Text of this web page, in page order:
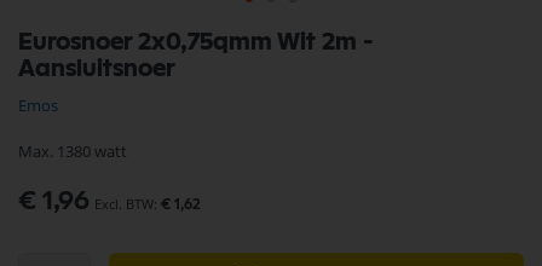
Eurosnoer 2x0,75qmm Wit 2m -
Aansluitsnoer
Emos
Max. 1380 watt
€ 1,96 € 1,62
naar
het
van
afbeeldingen-